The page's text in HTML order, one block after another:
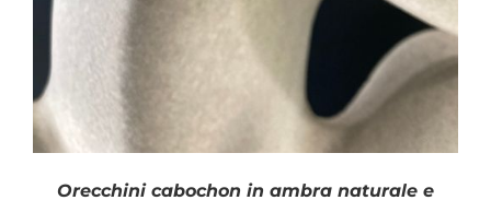
Orecchini cabochon in ambra naturale e